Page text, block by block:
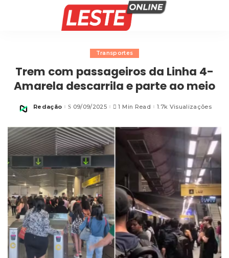
Transportes
Trem com passageiros da Linha 4-
Amarela descarrila e parte ao meio
Posted
Redação 09/09/2025 1 Min Read 1.7k Visualizações